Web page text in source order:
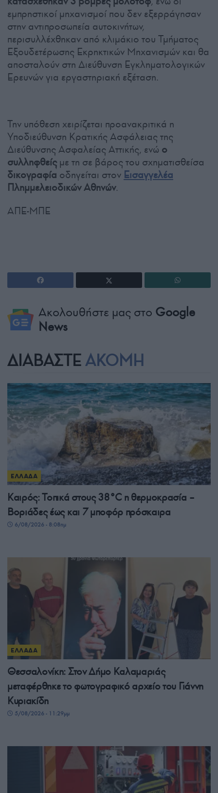
εμπρηστικοί μηχανισμοί που δεν εξερράγησαν
στην αντιπροσωπεία αυτοκινήτων,
περισυλλέχθηκαν από κλιμάκιο του Τμήματος
Εξουδετέρωσης Εκρηκτικών Μηχανισμών και θα
αποσταλούν στη Διεύθυνση Εγκληματολογικών
Ερευνών για εργαστηριακή εξέταση.
Την υπόθεση χειρίζεται προανακριτικά η
Υποδιεύθυνση Κρατικής Ασφάλειας της
Διεύθυνσης Ασφαλείας Αττικής, ενώ ο
συλληφθείςμε τη σε βάρος του σχηματισθείσα
δικογραφία οδηγείται στον Εισαγγελέα
Πλημμελειοδικών Αθηνών.
ΑΠΕ-ΜΠΕ
Ακολουθήστε μας στο Google
News
ΔΙΑΒΑΣΤΕ ΑΚΟΜΗ
ΕΛΛΑΔΑ
Καιρός: Τοπικά στους 38°C η θερμοκρασία –
Βοριάδες έως και 7 μποφόρ πρόσκαιρα
6/08/2026 - 8:08πμ
ΕΛΛΑΔΑ
Θεσσαλονίκη: Στον Δήμο Καλαμαριάς
μεταφέρθηκε το φωτογραφικό αρχείο του Γιάννη
Κυριακίδη
5/08/2026 - 11:29μμ